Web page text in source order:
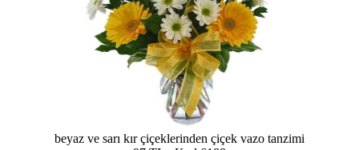
beyaz ve sarı kır çiçeklerinden çiçek vazo tanzimi